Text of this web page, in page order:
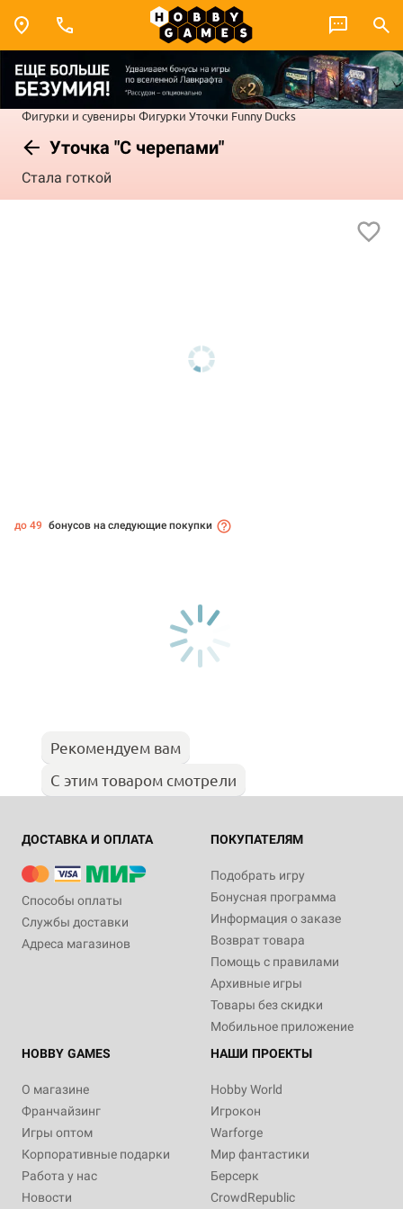
Фигурки и сувениры Фигурки Уточки Funny Ducks
Уточка "С черепами"
Стала готкой
до 49 бонусов на следующие покупки
Рекомендуем вам
С этим товаром смотрели
ДОСТАВКА И ОПЛАТА
Способы оплаты
Службы доставки
Адреса магазинов
ПОКУПАТЕЛЯМ
Подобрать игру
Бонусная программа
Информация о заказе
Возврат товара
Помощь с правилами
Архивные игры
Товары без скидки
Мобильное приложение
HOBBY GAMES
О магазине
Франчайзинг
Игры оптом
Корпоративные подарки
Работа у нас
Новости
НАШИ ПРОЕКТЫ
Hobby World
Игрокон
Warforge
Мир фантастики
Берсерк
CrowdRepublic